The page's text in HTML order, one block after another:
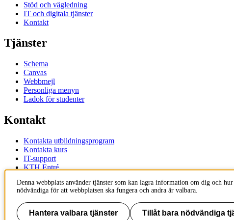
Stöd och vägledning
IT och digitala tjänster
Kontakt
Tjänster
Schema
Canvas
Webbmejl
Personliga menyn
Ladok för studenter
Kontakt
Kontakta utbildningsprogram
Kontakta kurs
IT-support
KTH Entré
KTH
100 44 Stockholm
+46 8 790 60 00
Denna webbplats använder tjänster som kan lagra information om dig och
nödvändiga för att webbplatsen ska fungera och andra är valbara.
Hantera valbara tjänster Tillåt bara nödvändiga